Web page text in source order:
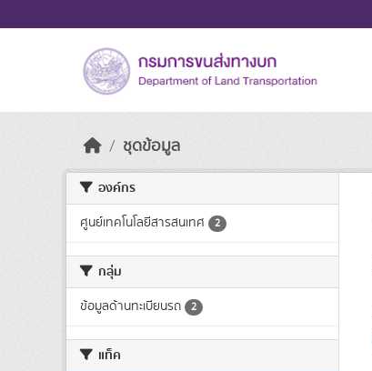
ชุดข้อมูล
องค์กร
ศูนย์เทคโนโลยีสารสนเทศ 2
กลุ่ม
ข้อมูลด้านทะเบียนรถ 2
แท็ค